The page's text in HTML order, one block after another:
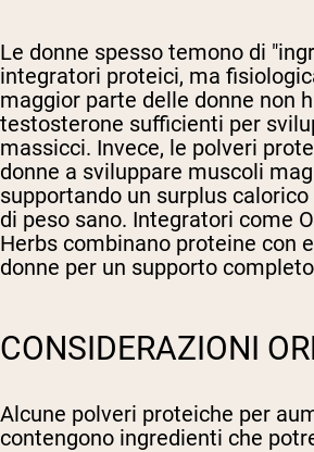
Le donne spesso temono di
integratori proteici, ma
maggior parte delle donne non
testosterone sufficienti per
massicci. Invece, le polveri
donne a sviluppare muscoli
supportando un surplus
di peso sano. Integratori come
Herbs combinano proteine con
donne per un supporto
CONSIDERAZIONI
Alcune polveri proteiche per
contengono ingredienti che